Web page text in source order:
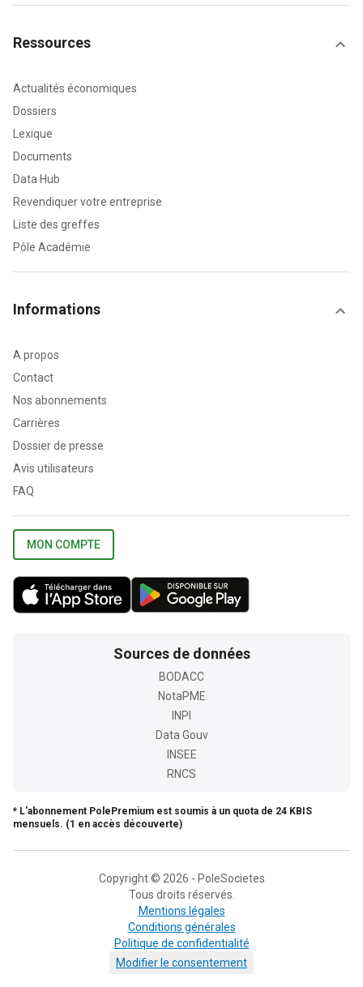
Ressources
Actualités économiques
Dossiers
Lexique
Documents
Data Hub
Revendiquer votre entreprise
Liste des greffes
Pôle Académie
Informations
A propos
Contact
Nos abonnements
Carrières
Dossier de presse
Avis utilisateurs
FAQ
MON COMPTE
Sources de données
BODACC
NotaPME
INPI
Data Gouv
INSEE
RNCS
* L'abonnement PolePremium est soumis à un quota de 24 KBIS
mensuels. (1 en accès découverte)
Copyright © 2026 - PoleSocietes
Tous droits réservés.
Mentions légales
Conditions générales
Politique de confidentialité
Modifier le consentement